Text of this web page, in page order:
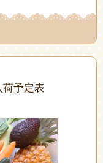
予定表